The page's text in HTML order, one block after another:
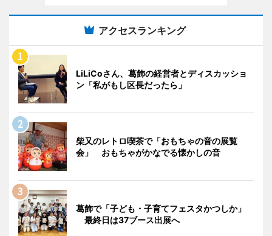
アクセスランキング
LiLiCoさん、葛飾の経営者とディスカッショ
ン「私がもし区長だったら」
柴又のレトロ喫茶で「おもちゃの音の展覧
会」 おもちゃがかなでる懐かしの音
葛飾で「子ども・子育てフェスタかつしか」
最終日は37ブース出展へ